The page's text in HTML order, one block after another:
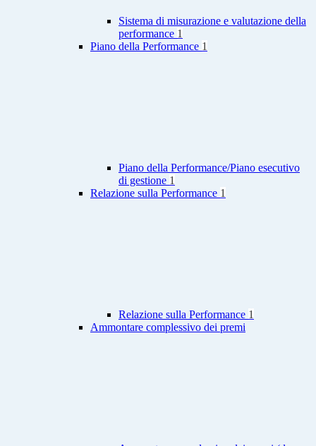
Sistema di misurazione e valutazione della
performance 1
Piano della Performance 1
Piano della Performance/Piano esecutivo
di gestione 1
Relazione sulla Performance 1
Relazione sulla Performance 1
Ammontare complessivo dei premi